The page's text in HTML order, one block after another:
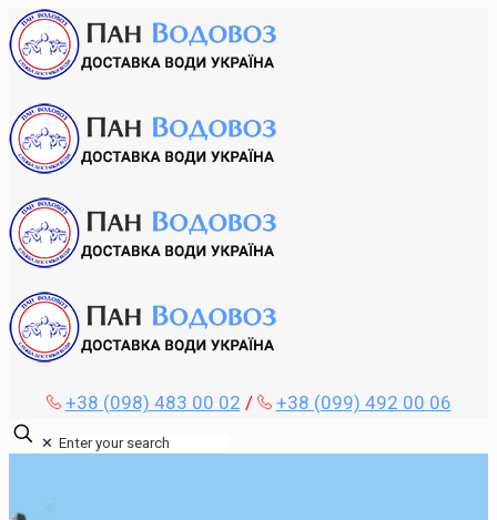
+38 (098) 483 00 02 / +38 (099) 492 00 06
✕